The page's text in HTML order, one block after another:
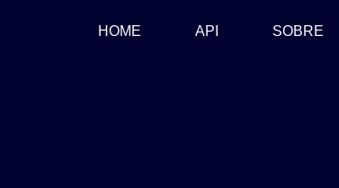
HOME (CURRENT)
API SOBRE